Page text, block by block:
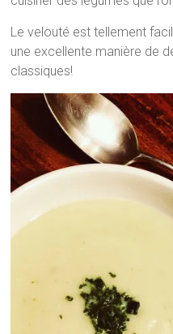
Le velouté est tellement
une excellente manière de
classiques!